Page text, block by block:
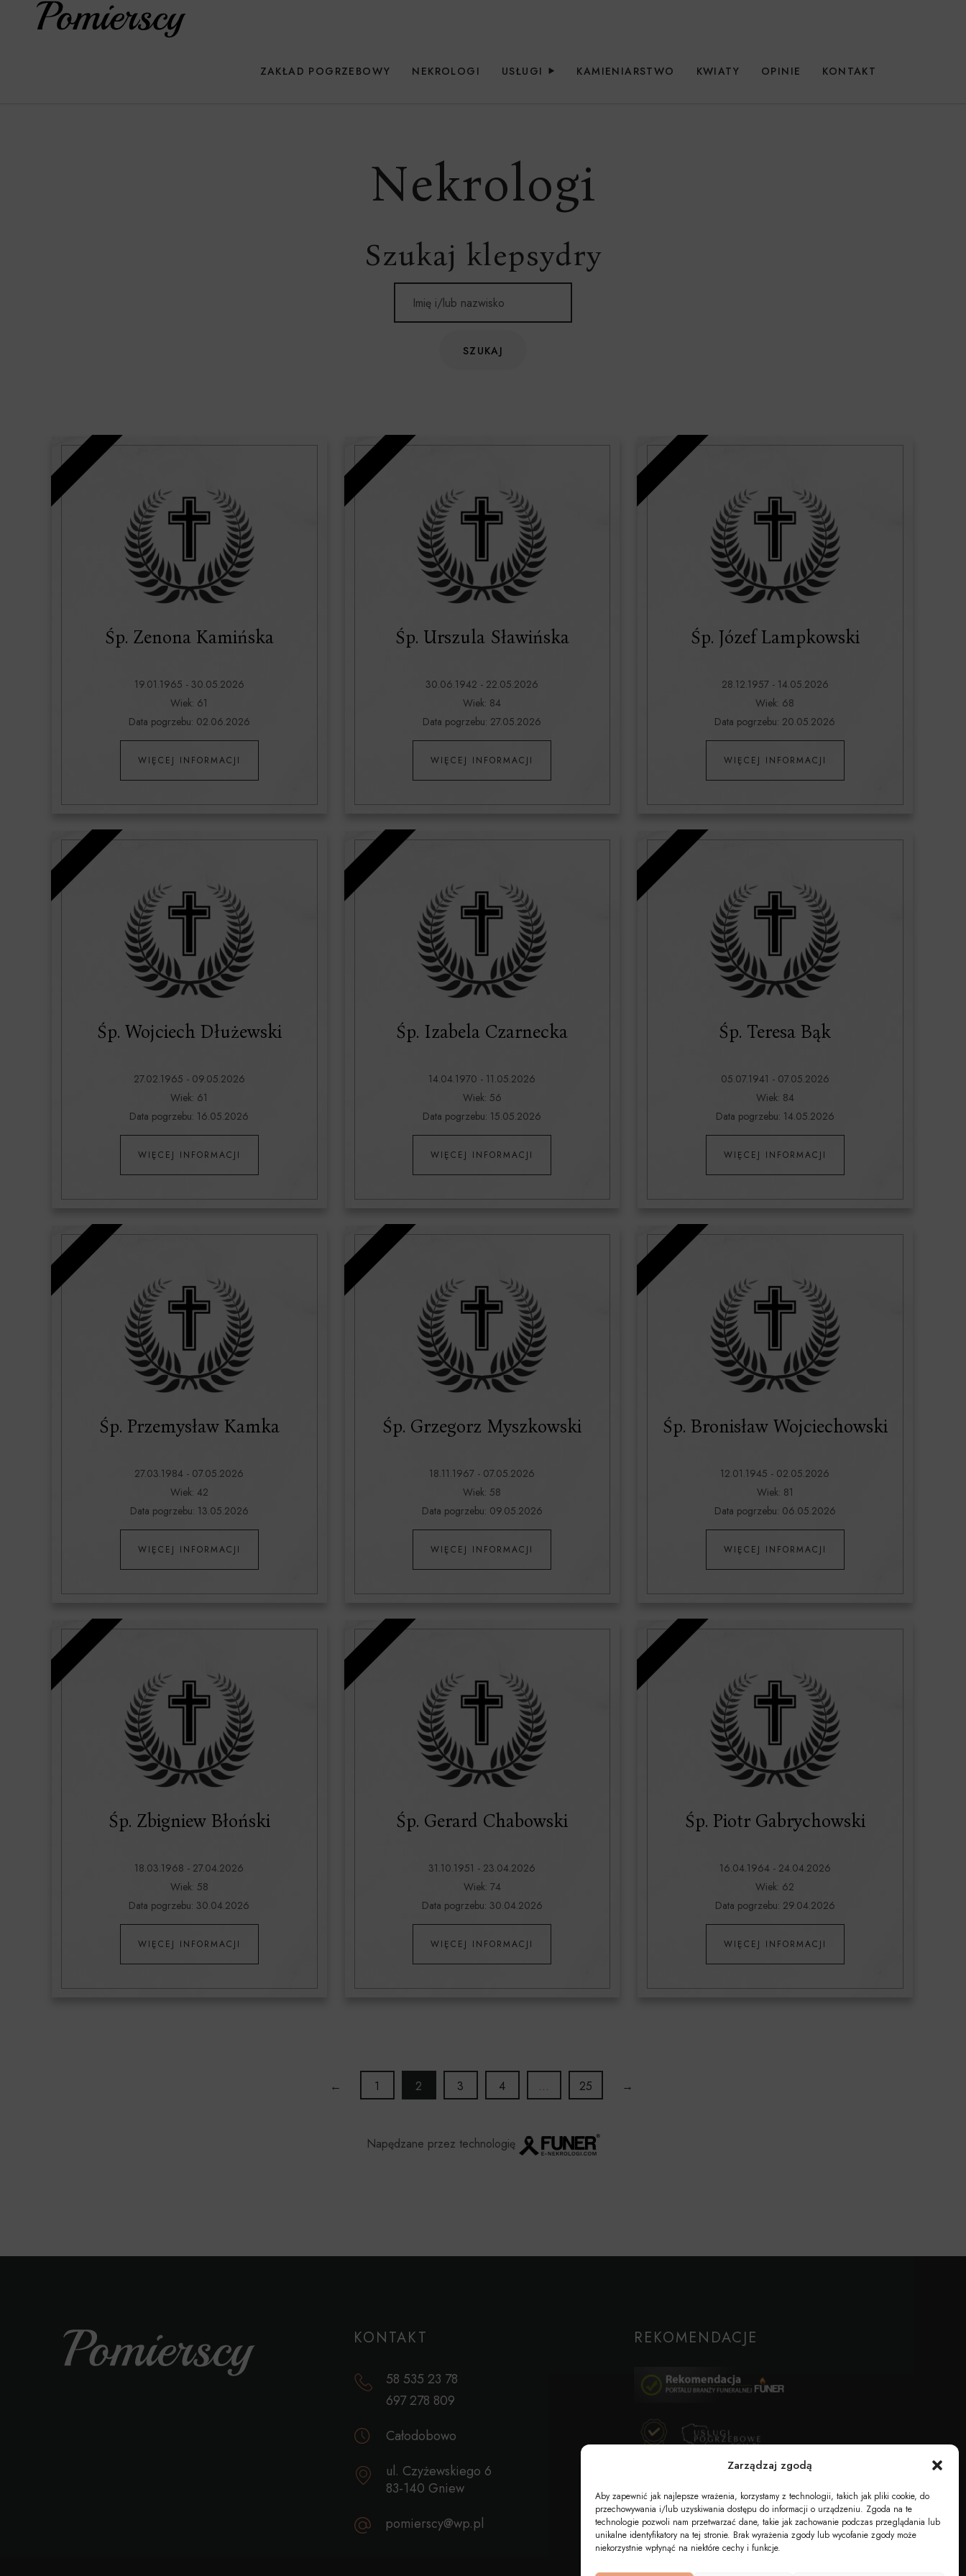
Zarządzaj zgodą
Aby zapewnić jak najlepsze wrażenia, korzystamy z technologii, takich jak pliki cookie, do
przechowywania i/lub uzyskiwania dostępu do informacji o urządzeniu. Zgoda na te
technologie pozwoli nam przetwarzać dane, takie jak zachowanie podczas przeglądania lub
unikalne identyfikatory na tej stronie. Brak wyrażenia zgody lub wycofanie zgody może
niekorzystnie wpłynąć na niektóre cechy i funkcje.
ZAKŁAD POGRZEBOWY NEKROLOGI USŁUGI KAMIENIARSTWO KWIATY OPINIE KONTAKT
Nekrologi
Szukaj klepsydry
Śp. Zenona Kamińska
19.01.1965 - 30.05.2026
Wiek: 61
Data pogrzebu: 02.06.2026
WIĘCEJ INFORMACJI
Śp. Urszula Sławińska
30.06.1942 - 22.05.2026
Wiek: 84
Data pogrzebu: 27.05.2026
WIĘCEJ INFORMACJI
Śp. Józef Lampkowski
28.12.1957 - 14.05.2026
Wiek: 68
Data pogrzebu: 20.05.2026
WIĘCEJ INFORMACJI
Śp. Wojciech Dłużewski
27.02.1965 - 09.05.2026
Wiek: 61
Data pogrzebu: 16.05.2026
WIĘCEJ INFORMACJI
Śp. Izabela Czarnecka
14.04.1970 - 11.05.2026
Wiek: 56
Data pogrzebu: 15.05.2026
WIĘCEJ INFORMACJI
Śp. Teresa Bąk
05.07.1941 - 07.05.2026
Wiek: 84
Data pogrzebu: 14.05.2026
WIĘCEJ INFORMACJI
Śp. Przemysław Kamka
27.03.1984 - 07.05.2026
Wiek: 42
Data pogrzebu: 13.05.2026
WIĘCEJ INFORMACJI
Śp. Grzegorz Myszkowski
18.11.1967 - 07.05.2026
Wiek: 58
Data pogrzebu: 09.05.2026
WIĘCEJ INFORMACJI
Śp. Bronisław Wojciechowski
12.01.1945 - 02.05.2026
Wiek: 81
Data pogrzebu: 06.05.2026
WIĘCEJ INFORMACJI
Śp. Zbigniew Błoński
18.03.1968 - 27.04.2026
Wiek: 58
Data pogrzebu: 30.04.2026
WIĘCEJ INFORMACJI
Śp. Gerard Chabowski
31.10.1951 - 23.04.2026
Wiek: 74
Data pogrzebu: 30.04.2026
WIĘCEJ INFORMACJI
Śp. Piotr Gabrychowski
16.04.1964 - 24.04.2026
Wiek: 62
Data pogrzebu: 29.04.2026
WIĘCEJ INFORMACJI
← 1 2 3 4 … 25 →
Napędzane przez technologię
KONTAKT
58 535 23 78
697 278 809
Całodobowo
ul. Czyżewskiego 6
83-140 Gniew
pomierscy@wp.pl
REKOMENDACJE